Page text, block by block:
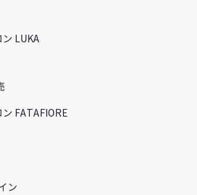
LUKA
FATAFIORE
ン